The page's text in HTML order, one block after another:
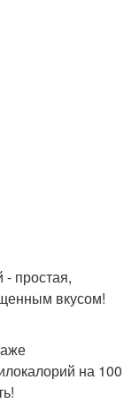
- простая,
вкусом!
на 100